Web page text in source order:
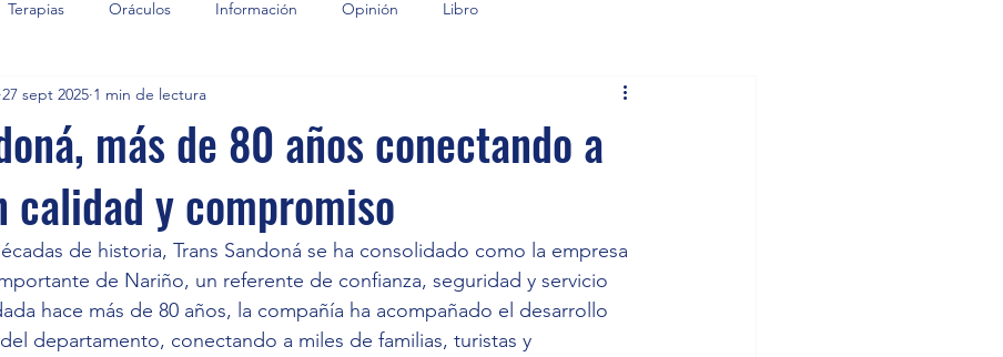
Terapias Oráculos Información Opinión Libro
más de 80 años conectando a
calidad y compromiso
27 sept 2025 1 min de lectura
de historia, Trans Sandoná se ha consolidado como la empresa
de Nariño, un referente de confianza, seguridad y servicio
hace más de 80 años, la compañía ha acompañado el desarrollo
departamento, conectando a miles de familias, turistas y